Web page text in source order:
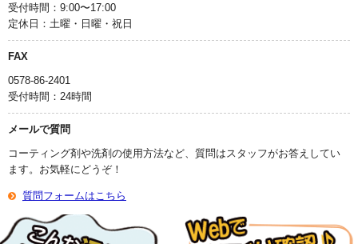
受付時間：9:00〜17:00
定休日：土曜・日曜・祝日
FAX
0578-86-2401
受付時間：24時間
メールで質問
コーティング剤や洗剤の使用方法など、質問はスタッフがお答えしてい
ます。お気軽にどうぞ！
質問フォームはこちら